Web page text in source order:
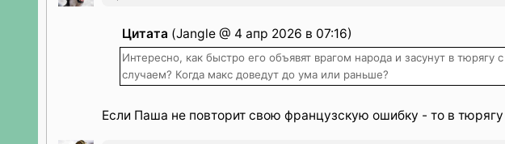
Цитата (Jangle @ 4 апр 2026 в 07:16)
Интересно, как быстро его объявят врагом народа и засунут в
случаем? Когда макс доведут до ума или раньше?
Если Паша не повторит свою французскую ошибку - то в тюрягу